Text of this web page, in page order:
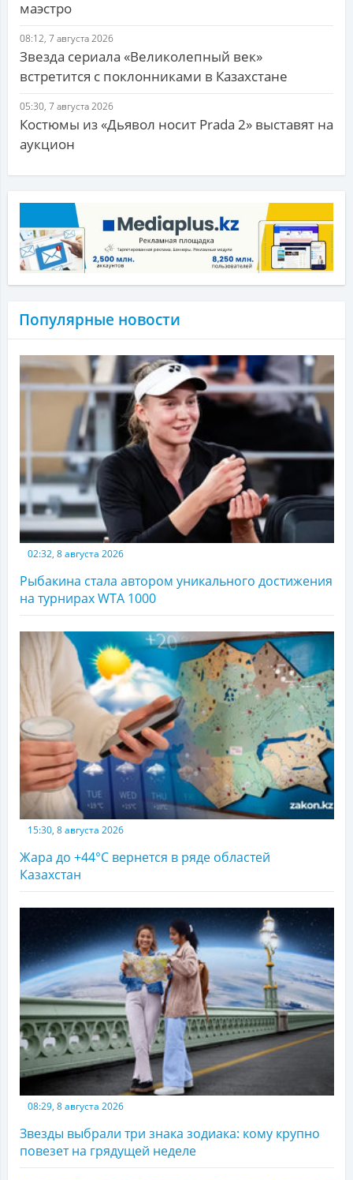
маэстро
08:12, 7 августа 2026
Звезда сериала «Великолепный век»
встретится с поклонниками в Казахстане
05:30, 7 августа 2026
Костюмы из «Дьявол носит Prada 2» выставят на
аукцион
Популярные новости
02:32, 8 августа 2026
Рыбакина стала автором уникального достижения
на турнирах WTA 1000
15:30, 8 августа 2026
Жара до +44°С вернется в ряде областей
Казахстан
08:29, 8 августа 2026
Звезды выбрали три знака зодиака: кому крупно
повезет на грядущей неделе